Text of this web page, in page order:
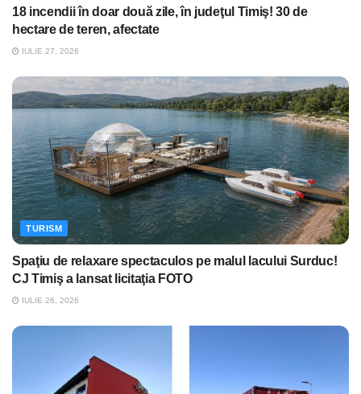
18 incendii în doar două zile, în judeţul Timiş! 30 de
hectare de teren, afectate
IULIE 27, 2026
TURISM
Spaţiu de relaxare spectaculos pe malul lacului Surduc!
CJ Timiş a lansat licitaţia FOTO
IULIE 26, 2026